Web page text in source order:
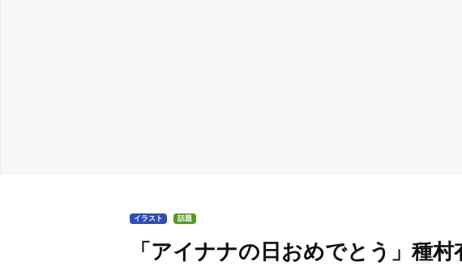
イラスト 話題
「アイナナの日おめでとう」種